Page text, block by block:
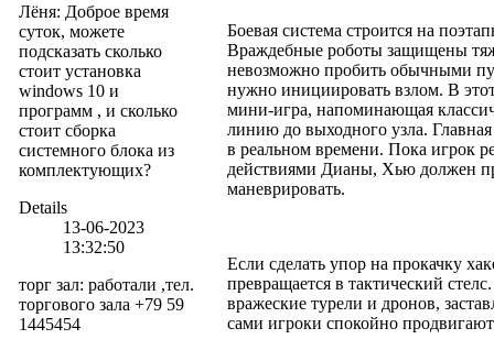
Лёня: Доброе время
суток, можете
подсказать сколько
стоит установка
windows 10 и
программ , и сколько
стоит сборка
системного блока из
комплектующих?
Details
13-06-2023
13:32:50
торг зал: работали ,тел.
торгового зала +79 59
1445454
Боевая система строится на
Враждебные роботы защищены
невозможно пробить обычными
нужно инициировать взлом. В
мини-игра, напоминающая
линию до выходного узла.
в реальном времени. Пока игрок
действиями Дианы, Хью должен
маневрировать.
Если сделать упор на прокачку
превращается в тактический
вражеские турели и дронов,
сами игроки спокойно